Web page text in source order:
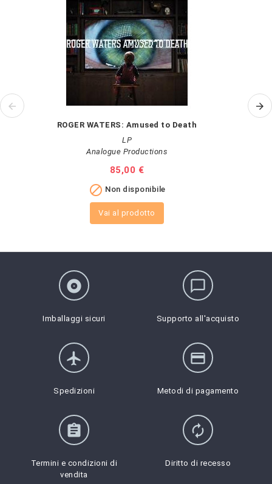
ROGER WATERS: Amused to Death
LP
Analogue Productions
Prezzo
85,00 €
 Non disponibile
Vai al prodotto
album
Imballaggi sicuri
chat_bubble_outline
Supporto all'acquisto
flight
Spedizioni
credit_card
Metodi di pagamento
assignment
Termini e condizioni di
vendita
autorenew
Diritto di recesso